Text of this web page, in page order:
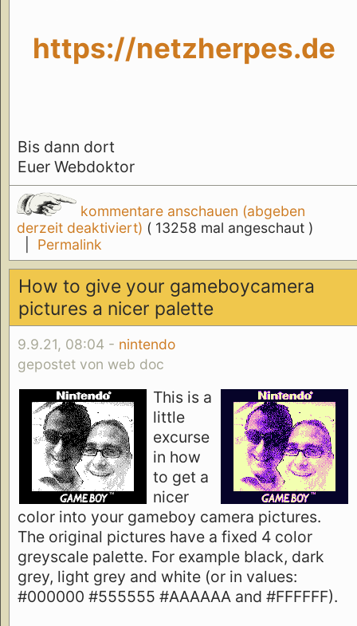
https://netzherpes.de
Bis dann dort
Euer Webdoktor
kommentare anschauen (abgeben
derzeit deaktiviert) ( 13258 mal angeschaut )
Permalink
How to give your gameboycamera
pictures a nicer palette
9.9.21, 08:04 - nintendo
gepostet von web doc
This is a
little
excurse
in how
to get a
nicer
color into your gameboy camera pictures.
The original pictures have a fixed 4 color
greyscale palette. For example black, dark
grey, light grey and white (or in values:
#000000 #555555 #AAAAAA and #FFFFFF).